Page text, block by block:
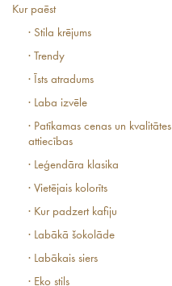
Kur paēst
· Stila krējums
· Trendy
· Īsts atradums
· Laba izvēle
· Patīkamas cenas un kvalitātes
attiecības
· Leģendāra klasika
· Vietējais kolorīts
· Kur padzert kafiju
· Labākā šokolāde
· Labākais siers
· Eko stils